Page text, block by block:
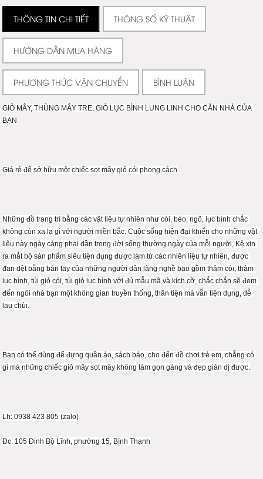
THÔNG TIN CHI TIẾT THÔNG SỐ KỸ THUẬT
HƯỚNG DẪN MUA HÀNG
PHƯƠNG THỨC VẬN CHUYỂN BÌNH LUẬN
GIỎ MÂY, THÙNG MÂY TRE, GIỎ LỤC BÌNH LUNG LINH CHO CĂN NHÀ CỦA
BẠN
Giá rẻ để sở hữu một chiếc sọt mây giỏ cói phong cách
Những đồ trang trí bằng các vật liệu tự nhiên như cói, bèo, ngô, lục bình chắc
không còn xa lạ gì với người miền bắc. Cuộc sống hiện đại khiến cho những vật
liệu này ngày càng phai dần trong đời sống thường ngày của mỗi người, Kệ xin
ra mắt bộ sản phẩm siêu tiện dụng được làm từ các nhiên liệu tự nhiên, được
đan dệt bằng bàn tay của những người dân làng nghề bao gồm thảm cói, thảm
lục bình, túi giỏ cói, túi giỏ lục bình với đủ mẫu mã và kích cỡ, chắc chắn sẽ đem
đến ngôi nhà bạn một không gian truyền thống, thân tiện mà vẫn tiện dụng, dễ
lau chùi.
Bạn có thể dùng để đựng quần áo, sách báo, cho đến đồ chơi trẻ em, chẳng có
gì mà những chiếc giỏ mây sọt mây không làm gọn gàng và đẹp giản dị được.
Lh: 0938 423 805 (zalo)
Đc: 105 Đinh Bộ Lĩnh, phường 15, Bình Thạnh